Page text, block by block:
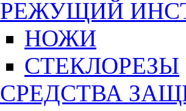
РЕЖУЩИЙ
НОЖИ
СТЕКЛОРЕЗЫ
СРЕДСТВА